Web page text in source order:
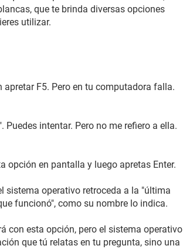
que te brinda diversas opciones
utilizar.
F5. Pero en tu computadora falla.
intentar. Pero no me refiero a ella.
opción en pantalla y luego apretas Enter.
sistema operativo retroceda a la "última
funcionó", como su nombre lo indica.
con esta opción, pero el sistema operativo
que tú relatas en tu pregunta, sino una